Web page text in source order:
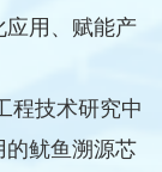
应用、赋能产
程技术研究中
的鱿鱼溯源芯